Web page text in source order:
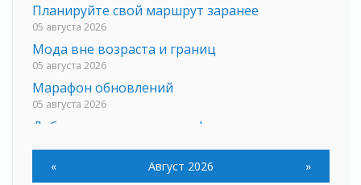
Планируйте свой маршрут заранее
05 августа 2026
Мода вне возраста и границ
05 августа 2026
Марафон обновлений
05 августа 2026
Добровольцы огненного фронта
С заботой о здоровье
05 августа 2026
« Август 2026 »